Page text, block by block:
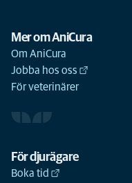
Mer om AniCura
Om AniCura
Jobba hos oss
För veterinärer
För djurägare
Boka tid